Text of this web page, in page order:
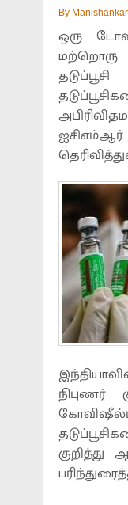
By Manishankar
ஒரு டோஸ்
நிபுணர்